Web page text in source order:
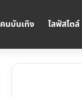
คนบันเทิง ไลฟ์สไตล์